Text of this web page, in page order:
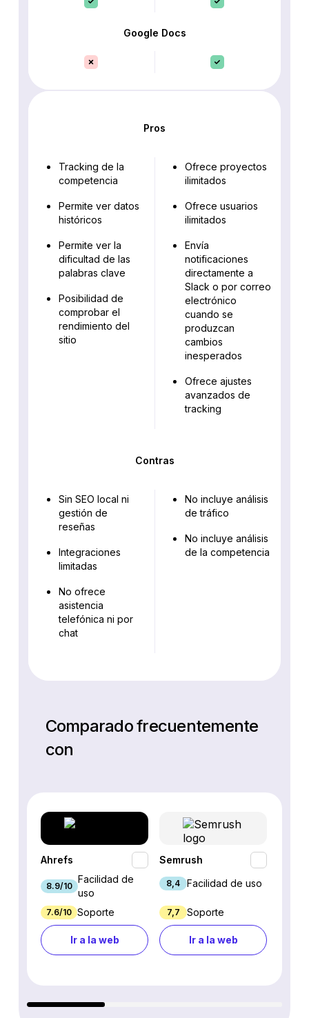
Google Docs
Pros
Tracking de la
competencia
Permite ver datos
históricos
Permite ver la
dificultad de las
palabras clave
Posibilidad de
comprobar el
rendimiento del
sitio
Ofrece proyectos
ilimitados
Ofrece usuarios
ilimitados
Envía
notificaciones
directamente a
Slack o por correo
electrónico
cuando se
produzcan
cambios
inesperados
Ofrece ajustes
avanzados de
tracking
Contras
Sin SEO local ni
gestión de
reseñas
Integraciones
limitadas
No ofrece
asistencia
telefónica ni por
chat
No incluye análisis
de tráfico
No incluye análisis
de la competencia
Comparado frecuentemente
con
Ahrefs
8.9/10
Facilidad de
uso
7.6/10 Soporte
Ir a la web
Semrush
8,4 Facilidad de uso
7,7 Soporte
Ir a la web